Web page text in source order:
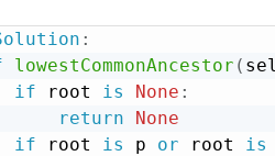
:
lowestCommonAncestor (
if root is None :
return
None
if root is p or root is